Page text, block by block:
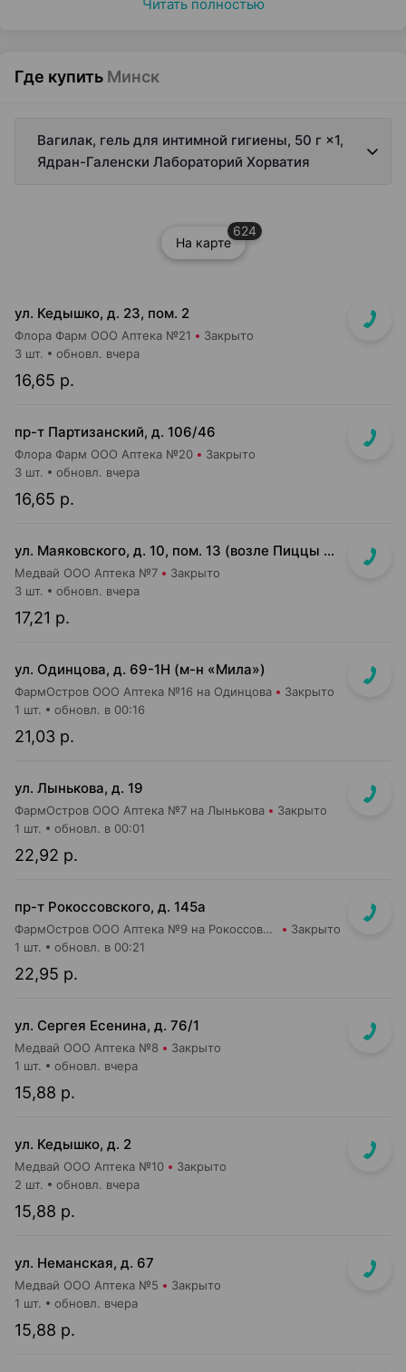
Читать полностью
Где купить Минск
Вагилак, гель для интимной гигиены, 50 г ×1,
Ядран-Галенски Лабораторий Хорватия
На карте
624
ул. Кедышко, д. 23, пом. 2
Флора Фарм ООО Аптека №21 Закрыто
16,65 р.
3 шт. обновл. вчера
пр-т Партизанский, д. 106/46
Флора Фарм ООО Аптека №20 Закрыто
16,65 р.
3 шт. обновл. вчера
ул. Маяковского, д. 10, пом. 13 (возле Пиццы Мании)
Медвай ООО Аптека №7 Закрыто
17,21 р.
3 шт. обновл. вчера
ул. Одинцова, д. 69-1Н (м-н «Мила»)
ФармОстров ООО Аптека №16 на Одинцова Закрыто
21,03 р.
1 шт. обновл. в 00:16
ул. Лынькова, д. 19
ФармОстров ООО Аптека №7 на Лынькова Закрыто
22,92 р.
1 шт. обновл. в 00:01
пр-т Рокоссовского, д. 145а
ФармОстров ООО Аптека №9 на Рокоссовского Закрыто
22,95 р.
1 шт. обновл. в 00:21
ул. Сергея Есенина, д. 76/1
Медвай ООО Аптека №8 Закрыто
15,88 р.
1 шт. обновл. вчера
ул. Кедышко, д. 2
Медвай ООО Аптека №10 Закрыто
15,88 р.
2 шт. обновл. вчера
ул. Неманская, д. 67
Медвай ООО Аптека №5 Закрыто
15,88 р.
1 шт. обновл. вчера